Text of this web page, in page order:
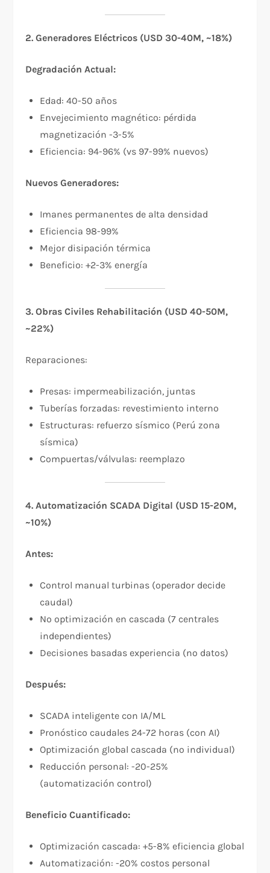
2. Generadores Eléctricos (USD 30-40M, ~18%)
Degradación Actual:
Edad: 40-50 años
Envejecimiento magnético: pérdida
magnetización -3-5%
Eficiencia: 94-96% (vs 97-99% nuevos)
Nuevos Generadores:
Imanes permanentes de alta densidad
Eficiencia 98-99%
Mejor disipación térmica
Beneficio: +2-3% energía
3. Obras Civiles Rehabilitación (USD 40-50M,
~22%)
Reparaciones:
Presas: impermeabilización, juntas
Tuberías forzadas: revestimiento interno
Estructuras: refuerzo sísmico (Perú zona
sísmica)
Compuertas/válvulas: reemplazo
4. Automatización SCADA Digital (USD 15-20M,
~10%)
Antes:
Control manual turbinas (operador decide
caudal)
No optimización en cascada (7 centrales
independientes)
Decisiones basadas experiencia (no datos)
Después:
SCADA inteligente con IA/ML
Pronóstico caudales 24-72 horas (con AI)
Optimización global cascada (no individual)
Reducción personal: -20-25%
(automatización control)
Beneficio Cuantificado:
Optimización cascada: +5-8% eficiencia global
Automatización: -20% costos personal